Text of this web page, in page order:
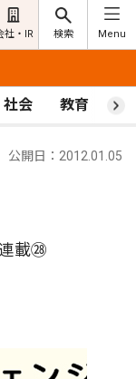
社・IR 検索 Menu
社会 教育 ス
公開日：2012.01.05
載㉘